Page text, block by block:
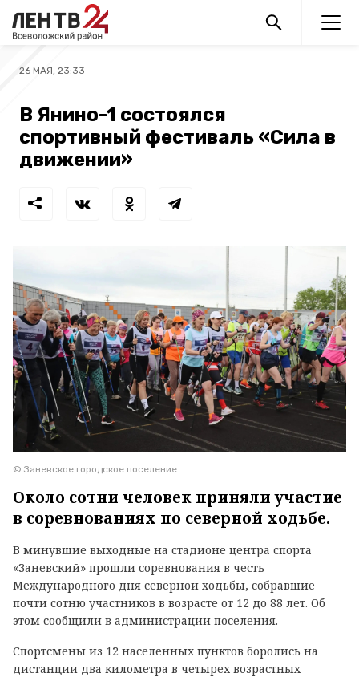
26 МАЯ, 23:33
В Янино-1 состоялся
спортивный фестиваль «Сила в
движении»
© Заневское городское поселение
Около сотни человек приняли участие
в соревнованиях по северной ходьбе.
В минувшие выходные на стадионе центра спорта
«Заневский» прошли соревнования в честь
Международного дня северной ходьбы, собравшие
почти сотню участников в возрасте от 12 до 88 лет. Об
этом сообщили в администрации поселения.
Спортсмены из 12 населенных пунктов боролись на
дистанции два километра в четырех возрастных